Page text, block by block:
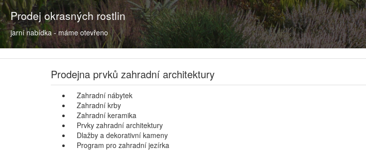
Prodejna prvků zahradní architektury
Zahradní nábytek
Zahradní krby
Zahradní keramika
Prvky zahradní architektury
Dlažby a dekorativní kameny
Program pro zahradní jezírka